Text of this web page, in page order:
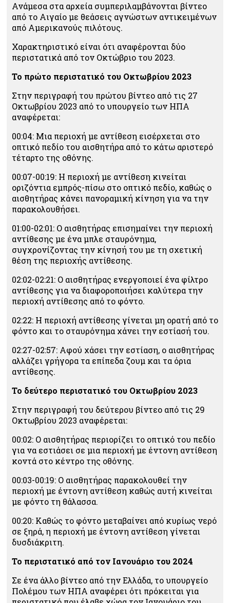
Ανάμεσα στα αρχεία συμπεριλαμβάνονται βίντεο
από το Αιγαίο με θεάσεις αγνώστων αντικειμένων
από Αμερικανούς πιλότους.
Χαρακτηριστικό είναι ότι αναφέρονται δύο
περιστατικά από τον Οκτώβριο του 2023.
Το πρώτο περιστατικό του Οκτωβρίου 2023
Στην περιγραφή του πρώτου βίντεο από τις 27
Οκτωβρίου 2023 από το υπουργείο των ΗΠΑ
αναφέρεται:
00:04: Μια περιοχή με αντίθεση εισέρχεται στο
οπτικό πεδίο του αισθητήρα από το κάτω αριστερό
τέταρτο της οθόνης.
00:07-00:19: Η περιοχή με αντίθεση κινείται
οριζόντια εμπρός-πίσω στο οπτικό πεδίο, καθώς ο
αισθητήρας κάνει πανοραμική κίνηση για να την
παρακολουθήσει.
01:00-02:01: Ο αισθητήρας επισημαίνει την περιοχή
αντίθεσης με ένα μπλε σταυρόνημα,
συγχρονίζοντας την κίνησή του με τη σχετική
θέση της περιοχής αντίθεσης.
02:02-02:21: Ο αισθητήρας ενεργοποιεί ένα φίλτρο
αντίθεσης για να διαφοροποιήσει καλύτερα την
περιοχή αντίθεσης από το φόντο.
02:22: Η περιοχή αντίθεσης γίνεται μη ορατή από το
φόντο και το σταυρόνημα χάνει την εστίασή του.
02:27-02:57: Αφού χάσει την εστίαση, ο αισθητήρας
αλλάζει γρήγορα τα επίπεδα ζουμ και τα όρια
αντίθεσης.
Το δεύτερο περιστατικό του Οκτωβρίου 2023
Στην περιγραφή του δεύτερου βίντεο από τις 29
Οκτωβρίου 2023 αναφέρεται:
00:02: Ο αισθητήρας περιορίζει το οπτικό του πεδίο
για να εστιάσει σε μια περιοχή με έντονη αντίθεση
κοντά στο κέντρο της οθόνης.
00:03-00:19: Ο αισθητήρας παρακολουθεί την
περιοχή με έντονη αντίθεση καθώς αυτή κινείται
με φόντο τη θάλασσα.
00:20: Καθώς το φόντο μεταβαίνει από κυρίως νερό
σε ξηρά, η περιοχή με έντονη αντίθεση γίνεται
δυσδιάκριτη.
Το περιστατικό από τον Ιανουάριο του 2024
Σε ένα άλλο βίντεο από την Ελλάδα, το υπουργείο
Πολέμου των ΗΠΑ αναφέρει ότι πρόκειται για